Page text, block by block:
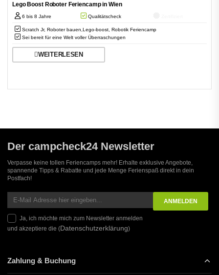
Lego Boost Roboter Feriencamp in Wien
6 bis 8 Jahre Qualitätscheck
Scratch Jr, Roboter bauen,Lego-boost, Robotik Feriencamp
Sei bereit für eine Welt voller Überraschungen
WEITERLESEN
Der campcheck24 Newsletter
Verpasse keine tollen Feriencamps mehr! Erhalte exklusive Angebote,
spannende Tipps & Rabatte und jede Menge Ferienspaß direkt in dein
Postfach!
Ja, ich möchte mich zum Newsletter anmelden
und akzeptiere die (Datenschutzerklärung)
Zahlung & Buchung